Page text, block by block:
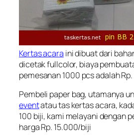
Kertas acara ini dibuat dari
dicetak fullcolor, biaya
pemesanan 1000 pcs adalah
Pembeli paper bag, utamanya
eventatau tas kertas acara,
100 biji, kami melayani dengan
harga Rp. 15.000/biji